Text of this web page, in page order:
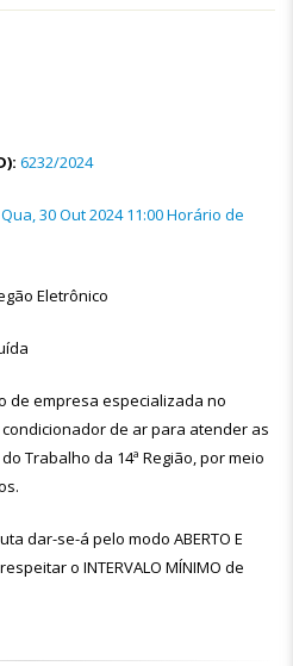
6232/2024
Qua, 30 Out 2024 11:00 Horário de
Eletrônico
de empresa especializada no
de ar para atender as
Trabalho da 14ª Região, por meio
dar-se-á pelo modo ABERTO E
o INTERVALO MÍNIMO de